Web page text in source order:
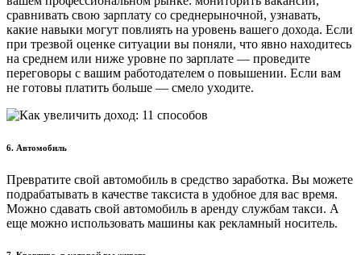
сравнивать свою зарплату со среднерыночной, узнавать,
какие навыки могут повлиять на уровень вашего дохода. Если
при трезвой оценке ситуации вы поняли, что явно находитесь
на среднем или ниже уровне по зарплате — проведите
переговоры с вашим работодателем о повышении. Если вам
не готовы платить больше — смело уходите.
6. Автомобиль
Превратите свой автомобиль в средство заработка. Вы можете
подрабатывать в качестве таксиста в удобное для вас время.
Можно сдавать свой автомобиль в аренду службам такси. А
еще можно использовать машины как рекламный носитель.